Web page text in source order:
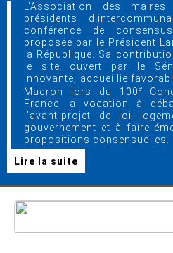
L’Association des
présidents
conférence de
proposée par le Président
la République. Sa
le site ouvert par le
innovante, accueillie
Macron lors du 100e
France, a vocation à
l’avant-projet de loi
gouvernement et à faire
propositions consensuelles.
Lire la suite